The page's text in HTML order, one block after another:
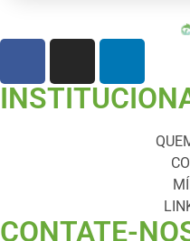
CONTATE-